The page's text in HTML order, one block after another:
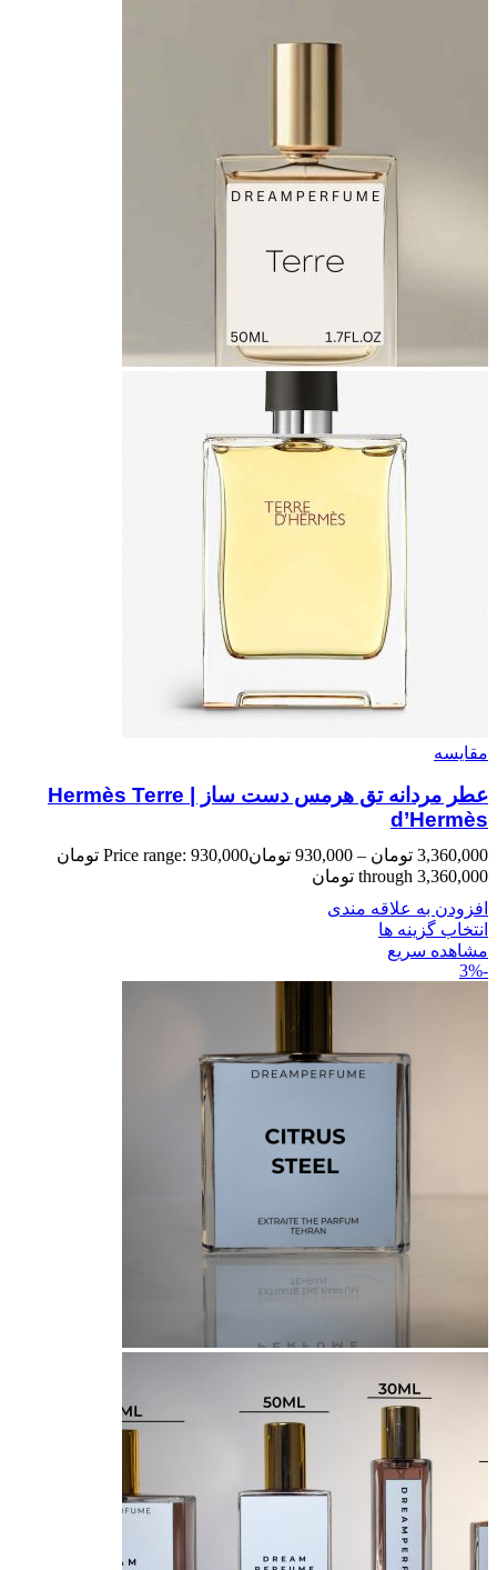
مقایسه
عطر مردانه تق هرمس دست ساز | Hermès Terre
d’Hermès
3,360,000 تومان –
930,000 تومان
Price range: 930,000 تومان
through 3,360,000 تومان
افزودن به علاقه مندی
انتخاب گزینه ها
مشاهده سریع
-3%